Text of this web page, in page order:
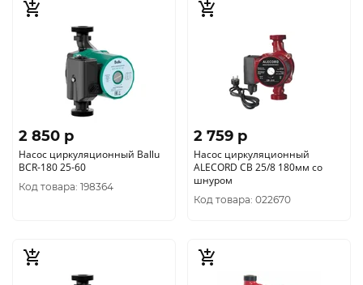
2 850 p
Насос циркуляционный Ballu
BCR-180 25-60
Код товара: 198364
2 759 p
Насос циркуляционный
ALECORD CB 25/8 180мм со
шнуром
Код товара: 022670